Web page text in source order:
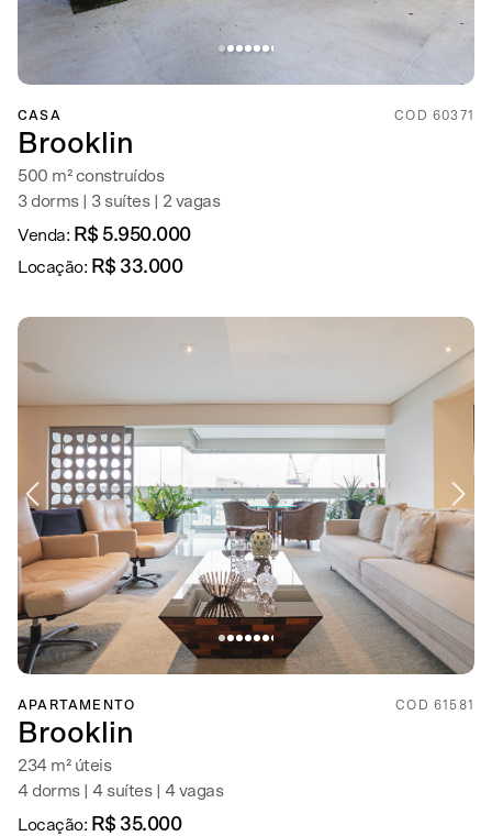
CASA COD 60371
Brooklin
500 m² construídos
3 dorms | 3 suítes | 2 vagas
Venda: R$ 5.950.000
Locação: R$ 33.000
APARTAMENTO COD 61581
Brooklin
234 m² úteis
4 dorms | 4 suítes | 4 vagas
Locação: R$ 35.000